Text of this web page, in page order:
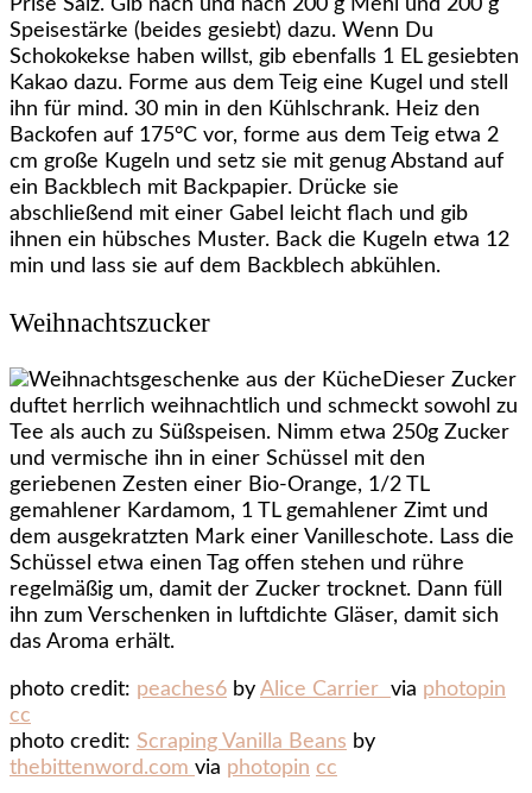
Prise Salz. Gib nach und nach 200 g Mehl und 200 g
Speisestärke (beides gesiebt) dazu. Wenn Du
Schokokekse haben willst, gib ebenfalls 1 EL gesiebten
Kakao dazu. Forme aus dem Teig eine Kugel und stell
ihn für mind. 30 min in den Kühlschrank. Heiz den
Backofen auf 175°C vor, forme aus dem Teig etwa 2
cm große Kugeln und setz sie mit genug Abstand auf
ein Backblech mit Backpapier. Drücke sie
abschließend mit einer Gabel leicht flach und gib
ihnen ein hübsches Muster. Back die Kugeln etwa 12
min und lass sie auf dem Backblech abkühlen.
Weihnachtszucker
Dieser Zucker
duftet herrlich weihnachtlich und schmeckt sowohl zu
Tee als auch zu Süßspeisen. Nimm etwa 250g Zucker
und vermische ihn in einer Schüssel mit den
geriebenen Zesten einer Bio-Orange, 1/2 TL
gemahlener Kardamom, 1 TL gemahlener Zimt und
dem ausgekratzten Mark einer Vanilleschote. Lass die
Schüssel etwa einen Tag offen stehen und rühre
regelmäßig um, damit der Zucker trocknet. Dann füll
ihn zum Verschenken in luftdichte Gläser, damit sich
das Aroma erhält.
photo credit: peaches6 by Alice Carrier via photopin
cc
photo credit: Scraping Vanilla Beans by
thebittenword.com via photopin cc